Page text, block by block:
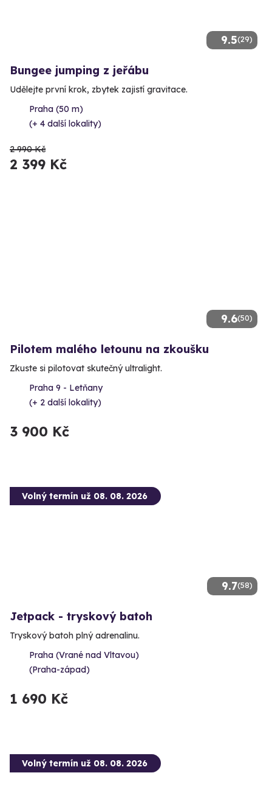
9.5(29)
Bungee jumping z jeřábu
Udělejte první krok, zbytek zajistí gravitace.
Praha (50 m)
(+ 4 další lokality)
2 990 Kč
2 399 Kč
9.6(50)
Pilotem malého letounu na zkoušku
Zkuste si pilotovat skutečný ultralight.
Praha 9 - Letňany
(+ 2 další lokality)
3 900 Kč
9.7(58)
Volný termín už 08. 08. 2026
Jetpack - tryskový batoh
Tryskový batoh plný adrenalinu.
Praha (Vrané nad Vltavou)
(Praha-západ)
1 690 Kč
Volný termín už 08. 08. 2026